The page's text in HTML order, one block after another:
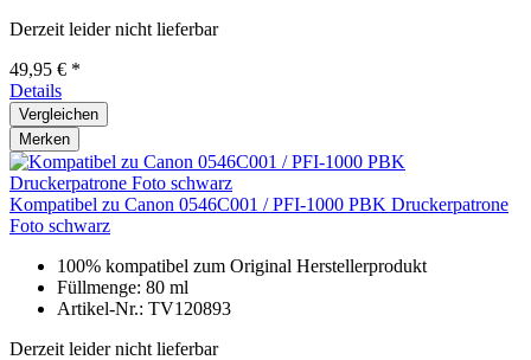
Derzeit leider nicht lieferbar
49,95 € *
Details
Vergleichen
Merken
Kompatibel zu Canon 0546C001 / PFI-1000 PBK Druckerpatrone
Foto schwarz
100% kompatibel zum Original Herstellerprodukt
Füllmenge: 80 ml
Artikel-Nr.: TV120893
Derzeit leider nicht lieferbar